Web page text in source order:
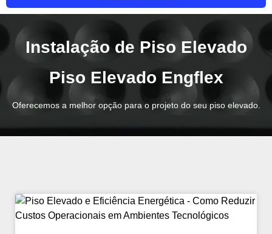
Instalação de Piso Elevado
Piso Elevado Engflex
Oferecemos a melhor opção para o projeto do seu piso elevado.